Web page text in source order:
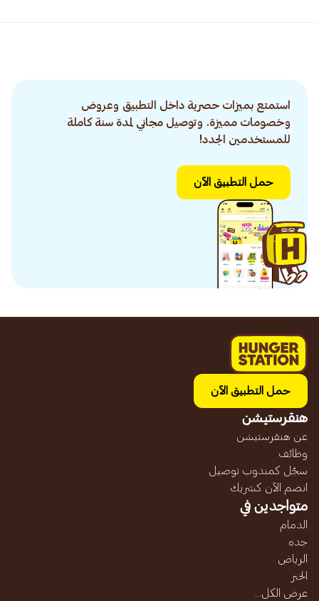
استمتع بميزات حصرية داخل التطبيق وعروض
وخصومات مميزة. وتوصيل مجاني لمدة سنة كاملة
للمستخدمين الجدد!
حمل التطبيق الآن
حمل التطبيق الآن
هنقرستيشن
عن هنقرستيشن
وظائف
سجّل كمندوب توصيل
انضم الآن كشريك
متواجدين في
الدمام
جده
الرياض
الخبر
عرض الكل...